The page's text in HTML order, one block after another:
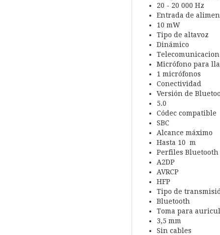
20 - 20 000 Hz
Entrada de
10 mW
Tipo de altavoz
Dinámico
Micrófono para
1 micrófonos
Conectividad
Versión de
5.0
Códec compatible
SBC
Alcance máximo
Hasta 10 m
Perfiles Bluetooth
A2DP
AVRCP
HFP
Tipo de
Bluetooth
Toma para
3,5 mm
Sin cables